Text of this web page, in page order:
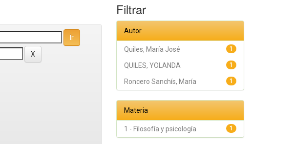
Filtrar
Autor
1
Quiles, María José
1
QUILES, YOLANDA
1
Roncero Sanchís, María
Materia
1
1 - Filosofía y psicología